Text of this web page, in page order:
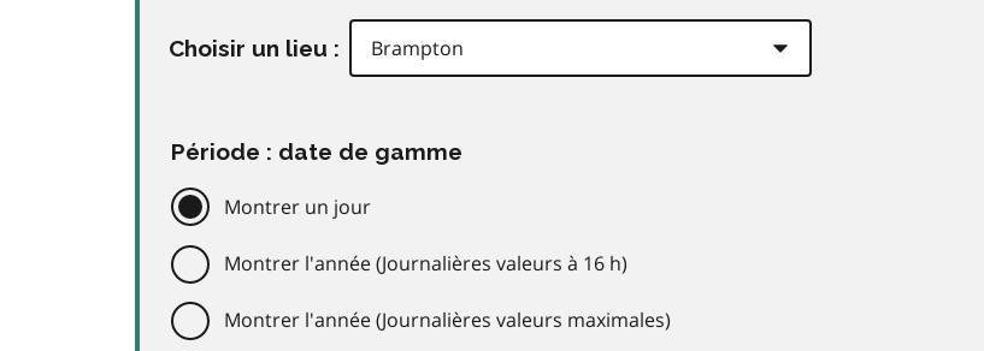
Choisir un lieu :
Période : date de gamme
Montrer un jour
Montrer l'année (Journalières valeurs à 16 h)
Montrer l'année (Journalières valeurs maximales)